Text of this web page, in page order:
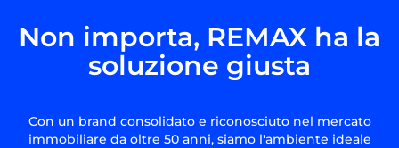
Non importa, REMAX ha la
soluzione giusta
Con un brand consolidato e riconosciuto nel mercato
immobiliare da oltre 50 anni, siamo l'ambiente ideale